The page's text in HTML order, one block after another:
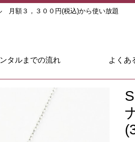
月額３，３００円(税込)から使い放題
タルまでの流れ よくあ